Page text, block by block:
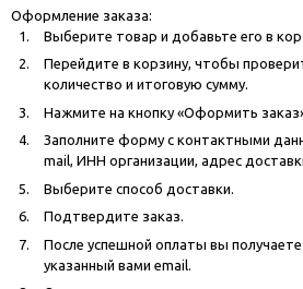
Оформление заказа:
Выберите товар и добавьте его в
Перейдите в корзину, чтобы
количество и итоговую сумму.
Нажмите на кнопку «Оформить
Заполните форму с контактными
mail, ИНН организации, адрес
Выберите способ доставки.
Подтвердите заказ.
После успешной оплаты вы получаете
указанный вами email.